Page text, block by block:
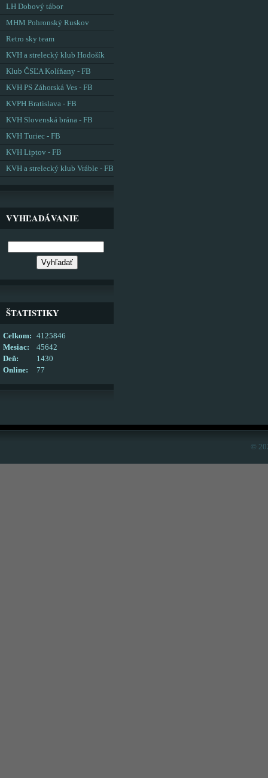
LH Dobový tábor
MHM Pohronský Ruskov
Retro sky team
KVH a strelecký klub Hodošík
Klub ČSĽA Kolíňany - FB
KVH PS Záhorská Ves - FB
KVPH Bratislava - FB
KVH Slovenská brána - FB
KVH Turiec - FB
KVH Liptov - FB
KVH a strelecký klub Vráble - FB
VYHĽADÁVANIE
ŠTATISTIKY
Online: 77
Celkom:
4125846
Mesiac:
45642
Deň:
1430
©